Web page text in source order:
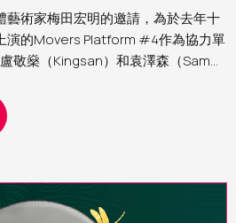
藝術家梅田宏明的邀請，為於去年十
演的Movers Platform #4作為協力單
敬燊（Kingsan）和袁澤森（Sam）
享這個計劃的經驗和觀察